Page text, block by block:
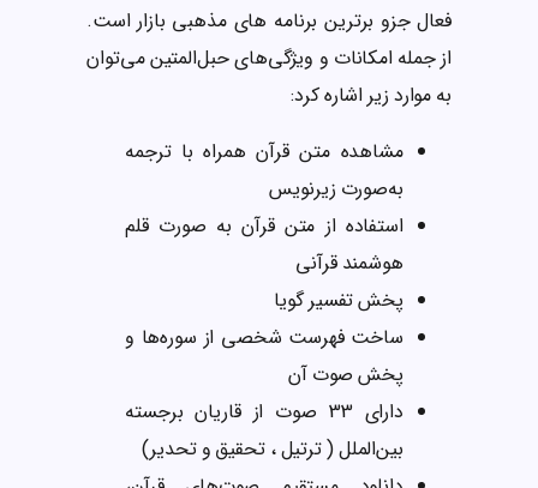
فعال جزو برترین برنامه های مذهبی بازار است.
از جمله امکانات و ویژگی‌های حبل‌المتین می‌توان
به موارد زیر اشاره کرد:
مشاهده متن قرآن همراه با ترجمه
به‌صورت زيرنويس
استفاده از متن قرآن به‌ صورت قلم
هوشمند قرآنی
پخش تفسیر گویا
ساخت فهرست شخصی از سوره‌ها و
پخش صوت آن
دارای 33 صوت از قاريان برجسته
بین‌الملل ( ترتیل ، تحقیق و تحدیر)